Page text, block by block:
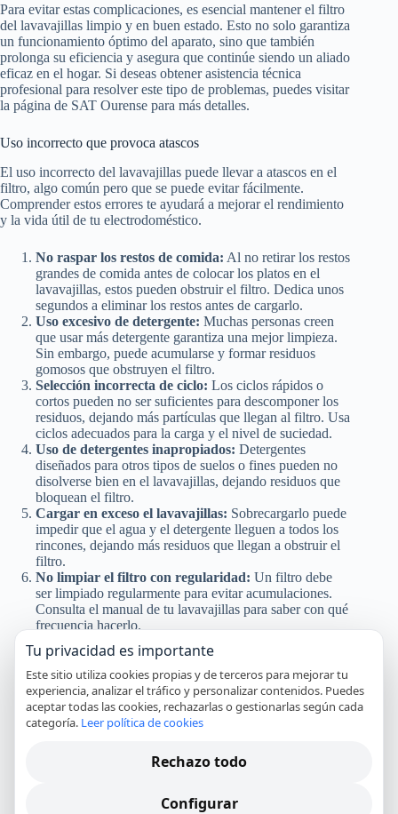
Para evitar estas complicaciones, es esencial mantener el filtro
del lavavajillas limpio y en buen estado. Esto no solo garantiza
un funcionamiento óptimo del aparato, sino que también
prolonga su eficiencia y asegura que continúe siendo un aliado
eficaz en el hogar. Si deseas obtener asistencia técnica
profesional para resolver este tipo de problemas, puedes visitar
la página de SAT Ourense para más detalles.
Uso incorrecto que provoca atascos
El uso incorrecto del lavavajillas puede llevar a atascos en el
filtro, algo común pero que se puede evitar fácilmente.
Comprender estos errores te ayudará a mejorar el rendimiento
y la vida útil de tu electrodoméstico.
No raspar los restos de comida: Al no retirar los restos
grandes de comida antes de colocar los platos en el
lavavajillas, estos pueden obstruir el filtro. Dedica unos
segundos a eliminar los restos antes de cargarlo.
Uso excesivo de detergente: Muchas personas creen
que usar más detergente garantiza una mejor limpieza.
Sin embargo, puede acumularse y formar residuos
gomosos que obstruyen el filtro.
Selección incorrecta de ciclo: Los ciclos rápidos o
cortos pueden no ser suficientes para descomponer los
residuos, dejando más partículas que llegan al filtro. Usa
ciclos adecuados para la carga y el nivel de suciedad.
Uso de detergentes inapropiados: Detergentes
diseñados para otros tipos de suelos o fines pueden no
disolverse bien en el lavavajillas, dejando residuos que
bloquean el filtro.
Cargar en exceso el lavavajillas: Sobrecargarlo puede
impedir que el agua y el detergente lleguen a todos los
rincones, dejando más residuos que llegan a obstruir el
filtro.
No limpiar el filtro con regularidad: Un filtro debe
ser limpiado regularmente para evitar acumulaciones.
Consulta el manual de tu lavavajillas para saber con qué
frecuencia hacerlo.
incorrecta los utensilios puede bloquear las boquillas de
agua, resultando en un lavado ineficaz y más residuos
en el filtro.
No usar sal y abrillantador cuando son necesarios:
Estos productos ayudan a disolver los residuos y
asegúrate de utilizarlos adecuadamente.
Ignorar indicaciones del fabricante:
un uso ineficaz del detergente y ciclos de lavado
Tu privacidad es importante
Este sitio utiliza cookies propias y de terceros para mejorar tu
experiencia, analizar el tráfico y personalizar contenidos. Puedes
aceptar todas las cookies, rechazarlas o gestionarlas según cada
categoría. Leer política de cookies
Rechazo todo
Configurar